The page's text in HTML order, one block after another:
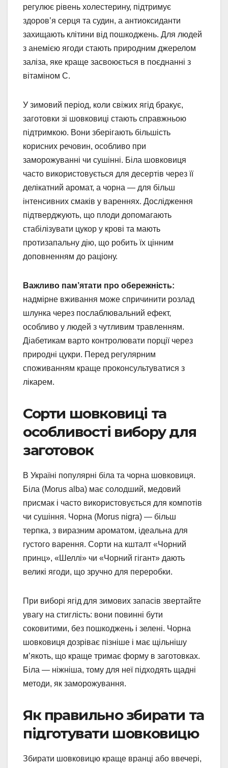
регулює рівень холестерину, підтримує
здоров’я серця та судин, а антиоксиданти
захищають клітини від пошкоджень. Для людей
з анемією ягоди стають природним джерелом
заліза, яке краще засвоюється в поєднанні з
вітаміном C.
У зимовий період, коли свіжих ягід бракує,
заготовки зі шовковиці стають справжньою
підтримкою. Вони зберігають більшість
корисних речовин, особливо при
заморожуванні чи сушінні. Біла шовковиця
часто використовується для десертів через її
делікатний аромат, а чорна — для більш
інтенсивних смаків у вареннях. Дослідження
підтверджують, що плоди допомагають
стабілізувати цукор у крові та мають
протизапальну дію, що робить їх цінним
доповненням до раціону.
Важливо пам’ятати про обережність:
надмірне вживання може спричинити розлад
шлунка через послаблювальний ефект,
особливо у людей з чутливим травленням.
Діабетикам варто контролювати порції через
природні цукри. Перед регулярним
споживанням краще проконсультуватися з
лікарем.
Сорти шовковиці та
особливості вибору для
заготовок
В Україні популярні біла та чорна шовковиця.
Біла (Morus alba) має солодший, медовий
присмак і часто використовується для компотів
чи сушіння. Чорна (Morus nigra) — більш
терпка, з виразним ароматом, ідеальна для
густого варення. Сорти на кшталт «Чорний
принц», «Шеллі» чи «Чорний гігант» дають
великі ягоди, що зручно для переробки.
При виборі ягід для зимових запасів звертайте
увагу на стиглість: вони повинні бути
соковитими, без пошкоджень і зелені. Чорна
шовковиця дозріває пізніше і має щільнішу
м’якоть, що краще тримає форму в заготовках.
Біла — ніжніша, тому для неї підходять щадні
методи, як заморожування.
Як правильно збирати та
підготувати шовковицю
Збирати шовковицю краще вранці або ввечері,